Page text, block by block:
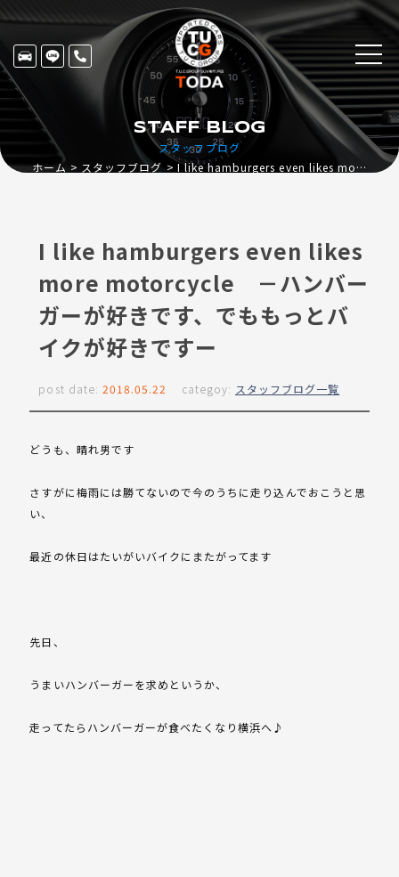
スタッフブログ
STAFF BLOG
ホーム スタッフブログ I like hamburgers even likes more motorcycle －ハンバーガーが好きです、でももっとバイクが好きですー
I like hamburgers even likes
more motorcycle －ハンバー
ガーが好きです、でももっとバ
イクが好きですー
post date: 2018.05.22 categoy: スタッフブログ一覧
どうも、晴れ男です
さすがに梅雨には勝てないので今のうちに走り込んでおこうと思
い、
最近の休日はたいがいバイクにまたがってます
先日、
うまいハンバーガーを求めというか、
走ってたらハンバーガーが食べたくなり横浜へ♪